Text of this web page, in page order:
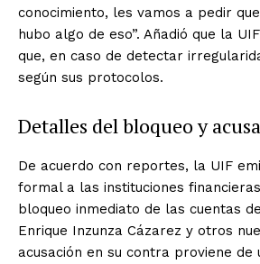
conocimiento, les vamos a pedir
hubo algo de eso”. Añadió que la
que, en caso de detectar
según sus protocolos.
Detalles del bloqueo y
De acuerdo con reportes, la UIF
formal a las instituciones
bloqueo inmediato de las cuentas
Enrique Inzunza Cázarez y otros
acusación en su contra proviene de